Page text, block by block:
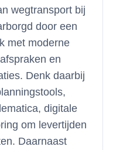
wegtransport bij
door een
met moderne
en
Denk daarbij
digitale
om levertijden
Daarnaast